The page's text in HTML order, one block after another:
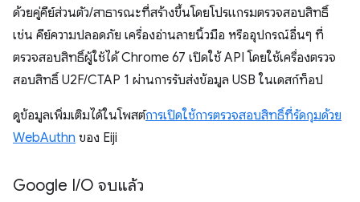
ด้วยคู่คีย์ส่วนตัว/สาธารณะที่สร้างขึ้นโดยโปรแกรมตรวจสอบสิทธิ์
เช่น คีย์ความปลอดภัย เครื่องอ่านลายนิ้วมือ หรืออุปกรณ์อื่นๆ ที่
ตรวจสอบสิทธิ์ผู้ใช้ได้ Chrome 67 เปิดใช้ API โดยใช้เครื่องตรวจ
สอบสิทธิ์ U2F/CTAP 1 ผ่านการรับส่งข้อมูล USB ในเดสก์ท็อป
ดูข้อมูลเพิ่มเติมได้ในโพสต์การเปิดใช้การตรวจสอบสิทธิ์ที่รัดกุมด้วย
WebAuthn ของ Eiji
Google I/O จบแล้ว